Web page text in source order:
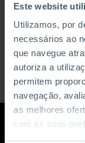
Este website
Utilizamos, por
necessários ao
que navegue
autoriza a
permitem
navegação,
as melhores
com as suas